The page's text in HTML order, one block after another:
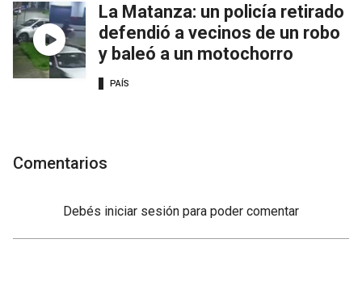
La Matanza: un policía retirado
defendió a vecinos de un robo
y baleó a un motochorro
PAÍS
Comentarios
Debés iniciar sesión para poder comentar